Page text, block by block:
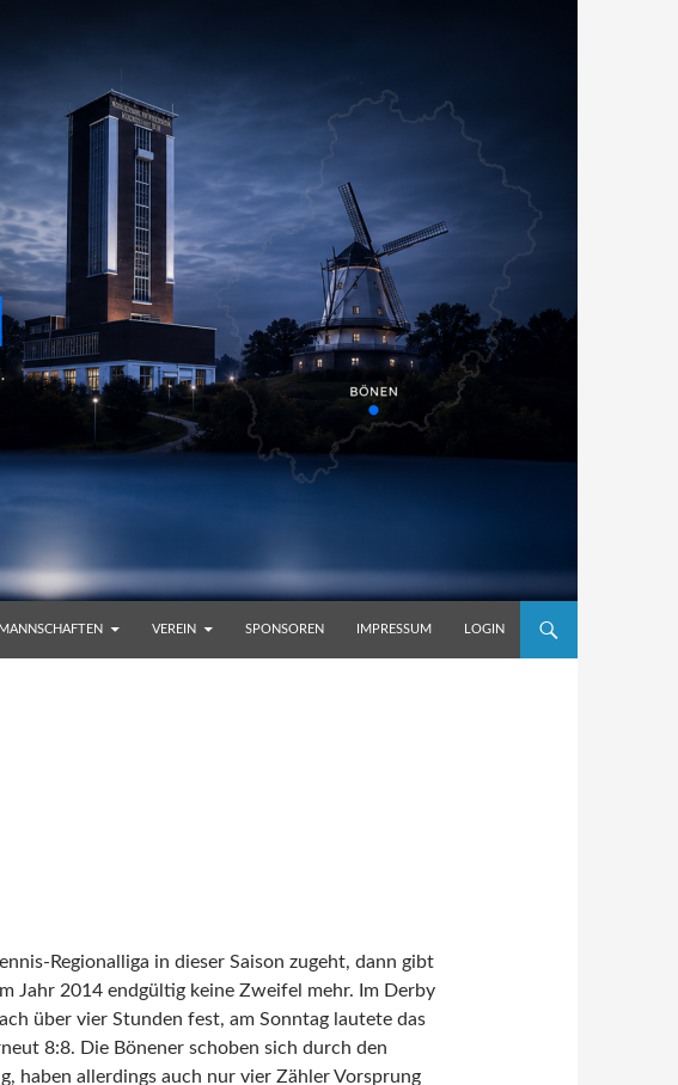
MANNSCHAFTEN VEREIN SPONSOREN IMPRESSUM LOGIN
Regionalliga in dieser Saison zugeht, dann gibt
Jahr 2014 endgültig keine Zweifel mehr. Im Derby
über vier Stunden fest, am Sonntag lautete das
8:8. Die Bönener schoben sich durch den
haben allerdings auch nur vier Zähler Vorsprung